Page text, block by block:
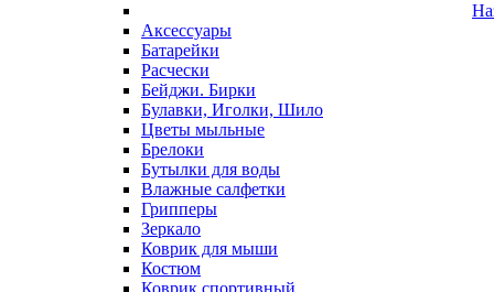
Аксессуары
Батарейки
Расчески
Бейджи. Бирки
Булавки, Иголки, Шило
Цветы мыльные
Брелоки
Бутылки для воды
Влажные салфетки
Грипперы
Зеркало
Коврик для мыши
Костюм
Коврик спортивный